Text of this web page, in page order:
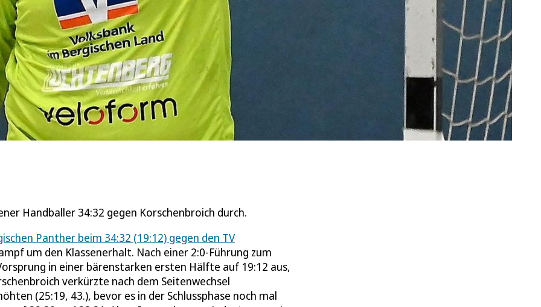
Handballer 34:32 gegen Korschenbroich durch.
Panther beim 34:32 (19:12) gegen den TV
um den Klassenerhalt. Nach einer 2:0-Führung zum
in einer bärenstarken ersten Hälfte auf 19:12 aus,
verkürzte nach dem Seitenwechsel
(25:19, 43.), bevor es in der Schlussphase noch mal